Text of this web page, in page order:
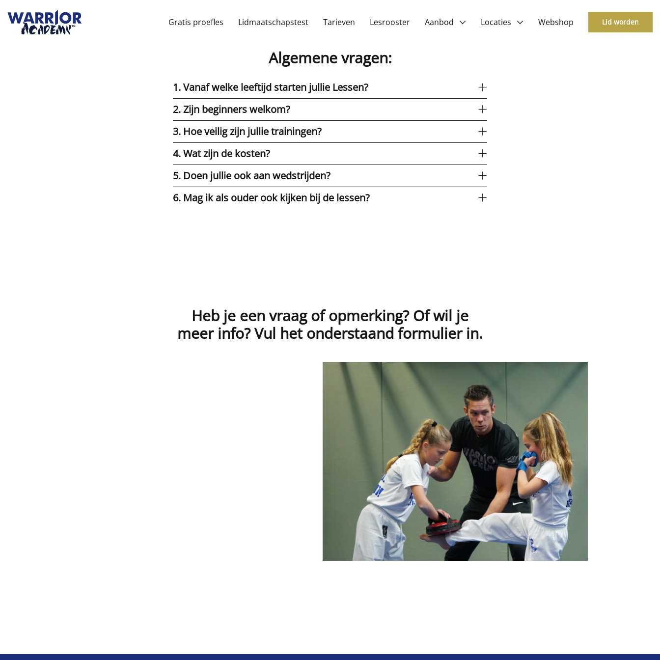
Gratis proefles Lidmaatschapstest Tarieven Lesrooster Aanbod Locaties Webshop Lid worden
Algemene vragen:
1. Vanaf welke leeftijd starten jullie Lessen?
2. Zijn beginners welkom?
3. Hoe veilig zijn jullie trainingen?
4. Wat zijn de kosten?
5. Doen jullie ook aan wedstrijden?
6. Mag ik als ouder ook kijken bij de lessen?
Heb je een vraag of opmerking? Of wil je
meer info? Vul het onderstaand formulier in.